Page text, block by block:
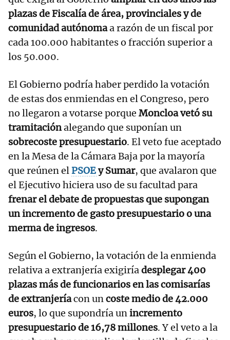
plazas de Fiscalía de área, provinciales y de
comunidad autónomaa razón de un fiscal por
cada 100.000 habitantes o fracción superior a
los 50.000.
El Gobierno podría haber perdido la votación
de estas dos enmiendas en el Congreso, pero
no llegaron a votarse porque Moncloa vetó su
tramitaciónalegando que suponían un
sobrecoste presupuestario. El veto fue aceptado
en la Mesa de la Cámara Baja por la mayoría
que reúnen elPSOEy Sumar, que avalaron que
el Ejecutivo hiciera uso de su facultad para
frenar el debate de propuestas que supongan
un incremento de gasto presupuestario o una
merma de ingresos.
Según el Gobierno, la votación de la enmienda
relativa a extranjería exigiríadesplegar 400
plazas más de funcionarios en las comisarías
de extranjeríacon uncoste medio de 42.000
euros, lo que supondría unincremento
presupuestario de 16,78 millones. Y el veto a la